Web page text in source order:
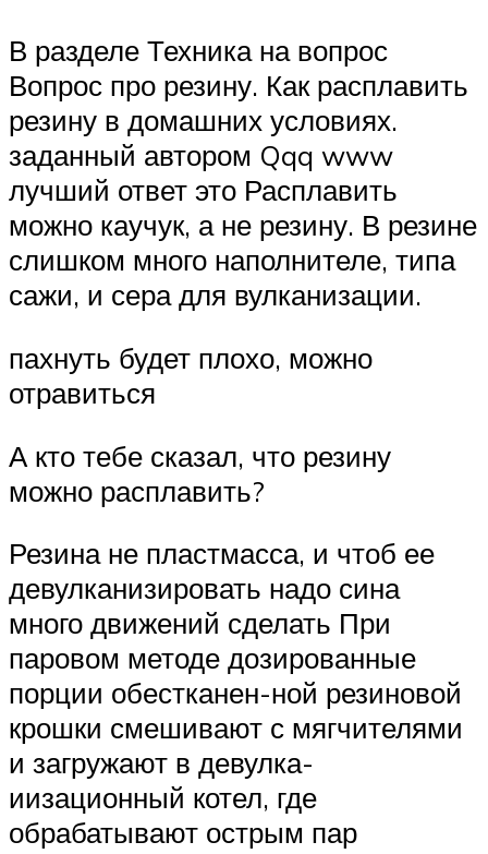
В разделе Техника на вопрос
Вопрос про резину. Как расплавить
резину в домашних условиях.
заданный автором Qqq www
лучший ответ это Расплавить
можно каучук, а не резину. В резине
слишком много наполнителе, типа
сажи, и сера для вулканизации.
пахнуть будет плохо, можно
отравиться
А кто тебе сказал, что резину
можно расплавить?
Резина не пластмасса, и чтоб ее
девулканизировать надо сина
много движений сделать При
паровом методе дозированные
порции обестканен-ной резиновой
крошки смешивают с мягчителями
и загружают в девулка-
иизационный котел, где
обрабатывают острым пар